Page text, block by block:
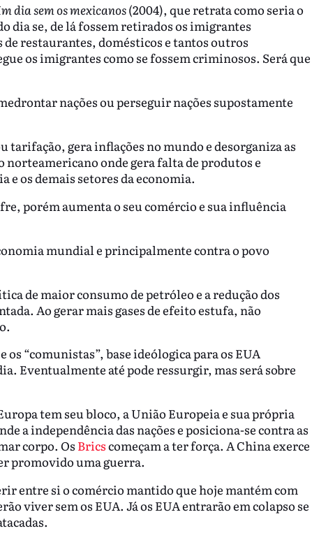
dia sem os mexicanos(2004), que retrata como seria o
dia se, de lá fossem retirados os imigrantes
restaurantes, domésticos e tantos outros
os imigrantes como se fossem criminosos. Será que
nações ou perseguir nações supostamente
tarifação, gera inflações no mundo e desorganiza as
onde gera falta de produtos e
e os demais setores da economia.
porém aumenta o seu comércio e sua influência
mundial e principalmente contra o povo
de maior consumo de petróleo e a redução dos
Ao gerar mais gases de efeito estufa, não
“comunistas”, base ideólogica para os EUA
Eventualmente até pode ressurgir, mas será sobre
tem seu bloco, a União Europeia e sua própria
a independência das nações e posiciona-se contra as
corpo. Os Bricscomeçam a ter força. A China exerce
promovido uma guerra.
entre si o comércio mantido que hoje mantém com
viver sem os EUA. Já os EUA entrarão em colapso se